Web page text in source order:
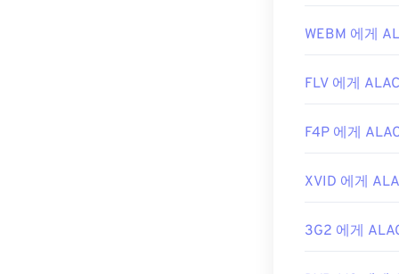
WEBM 에게
FLV 에게 ALAC
F4P 에게
XVID 에게
3G2 에게